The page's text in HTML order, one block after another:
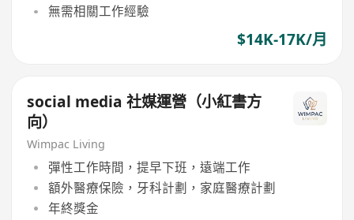
無需相關工作經驗
$14K-17K/月
social media 社媒運營（小紅書方
向）
Wimpac Living
彈性工作時間，提早下班，遠端工作
額外醫療保險，牙科計劃，家庭醫療計劃
年終獎金